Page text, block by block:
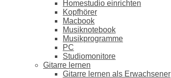
Homestudio einrichten
Kopfhörer
Macbook
Musiknotebook
Musikprogramme
PC
Studiomonitore
Gitarre lernen
Gitarre lernen als Erwachsener